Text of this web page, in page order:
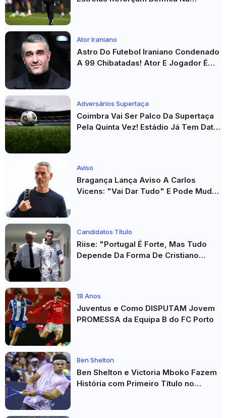
Ator Iraniano
Astro Do Futebol Iraniano Condenado
A 99 Chibatadas! Ator E Jogador É
Adversários Supertaça
Coimbra Vai Ser Palco Da Supertaça
Pela Quinta Vez! Estádio Já Tem Data
Aviso
Bragança Lança Aviso A Carlos
Vicens: "Vai Dar Tudo" E Pode Mudar
Candidatos Título
Riise: "Portugal É Forte, Mas Tudo
Depende Da Forma De Cristiano
18 Anos
Juventus e Como DISPUTAM Jovem
PROMESSA da Equipa B do FC Porto
Ben Shelton
Ben Shelton e Victoria Mboko Fazem
História com Primeiro Título no